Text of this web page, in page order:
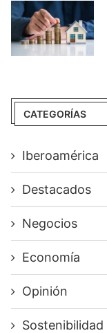
CATEGORÍAS
Iberoamérica
Destacados
Negocios
Economía
Opinión
Sostenibilidad